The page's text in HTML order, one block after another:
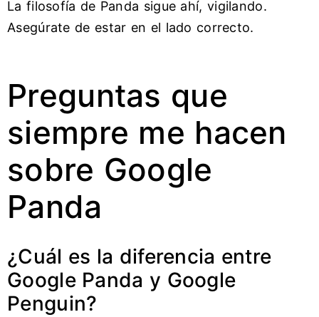
La filosofía de Panda sigue ahí, vigilando.
Asegúrate de estar en el lado correcto.
Preguntas que
siempre me hacen
sobre Google
Panda
¿Cuál es la diferencia entre
Google Panda y Google
Penguin?